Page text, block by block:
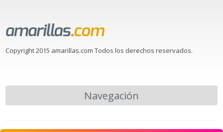
Copyright 2015 amarillas.com Todos los derechos reservados.
Navegación